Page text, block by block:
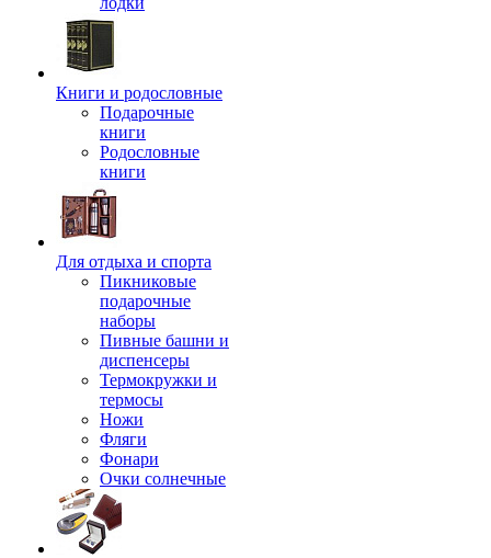
Книги и родословные
Подарочные
книги
Родословные
книги
Для отдыха и спорта
Пикниковые
подарочные
наборы
Пивные башни и
диспенсеры
Термокружки и
термосы
Ножи
Фляги
Фонари
Очки солнечные